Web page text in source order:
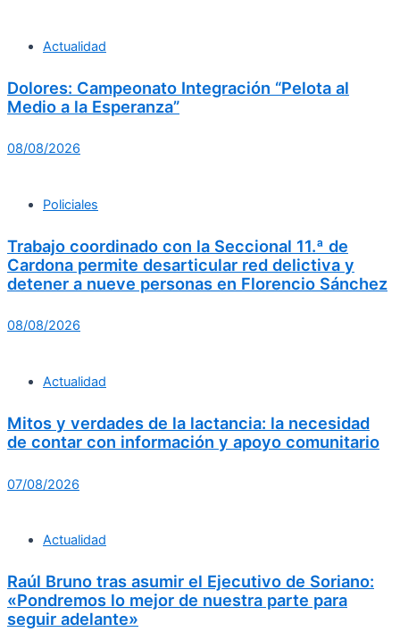
Actualidad
Dolores: Campeonato Integración “Pelota al
Medio a la Esperanza”
08/08/2026
Policiales
Trabajo coordinado con la Seccional 11.ª de
Cardona permite desarticular red delictiva y
detener a nueve personas en Florencio Sánchez
08/08/2026
Actualidad
Mitos y verdades de la lactancia: la necesidad
de contar con información y apoyo comunitario
07/08/2026
Actualidad
Raúl Bruno tras asumir el Ejecutivo de Soriano:
«Pondremos lo mejor de nuestra parte para
seguir adelante»